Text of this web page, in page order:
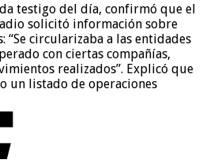
testigo del día, confirmó que el
solicitó información sobre
“Se circularizaba a las entidades
con ciertas compañías,
realizados”. Explicó que
un listado de operaciones